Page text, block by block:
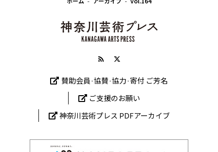
賛助会員·協賛·協力·寄付 ご芳名
ご支援のお願い
神奈川芸術プレス PDFアーカイブ